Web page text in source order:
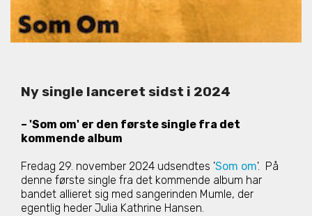
Ny single lanceret sidst i 2024
– 'Som om' er den første single fra det
kommende album
Fredag 29. november 2024 udsendtes 'Som om'. På
denne første single fra det kommende album har
bandet allieret sig med sangerinden Mumle, der
egentlig heder Julia Kathrine Hansen.